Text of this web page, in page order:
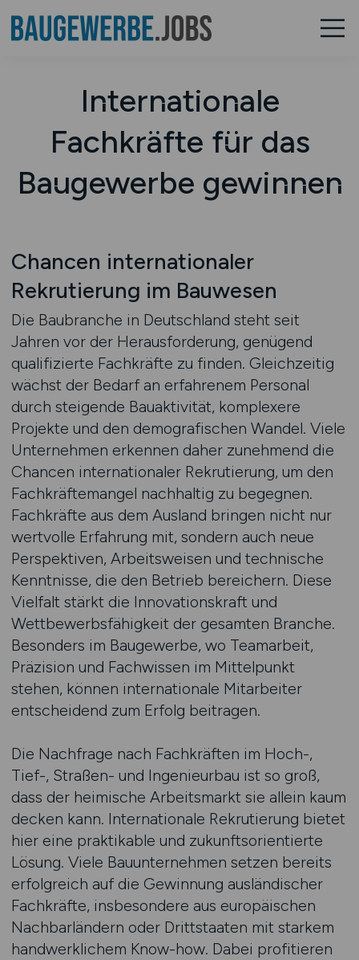
Internationale
Fachkräfte für das
Baugewerbe gewinnen
Chancen internationaler
Rekrutierung im Bauwesen
Die Baubranche in Deutschland steht seit
Jahren vor der Herausforderung, genügend
qualifizierte Fachkräfte zu finden. Gleichzeitig
wächst der Bedarf an erfahrenem Personal
durch steigende Bauaktivität, komplexere
Projekte und den demografischen Wandel. Viele
Unternehmen erkennen daher zunehmend die
Chancen internationaler Rekrutierung, um den
Fachkräftemangel nachhaltig zu begegnen.
Fachkräfte aus dem Ausland bringen nicht nur
wertvolle Erfahrung mit, sondern auch neue
Perspektiven, Arbeitsweisen und technische
Kenntnisse, die den Betrieb bereichern. Diese
Vielfalt stärkt die Innovationskraft und
Wettbewerbsfähigkeit der gesamten Branche.
Besonders im Baugewerbe, wo Teamarbeit,
Präzision und Fachwissen im Mittelpunkt
stehen, können internationale Mitarbeiter
entscheidend zum Erfolg beitragen.
Die Nachfrage nach Fachkräften im Hoch-,
Tief-, Straßen- und Ingenieurbau ist so groß,
dass der heimische Arbeitsmarkt sie allein kaum
decken kann. Internationale Rekrutierung bietet
hier eine praktikable und zukunftsorientierte
Lösung. Viele Bauunternehmen setzen bereits
erfolgreich auf die Gewinnung ausländischer
Fachkräfte, insbesondere aus europäischen
Nachbarländern oder Drittstaaten mit starkem
handwerklichem Know-how. Dabei profitieren